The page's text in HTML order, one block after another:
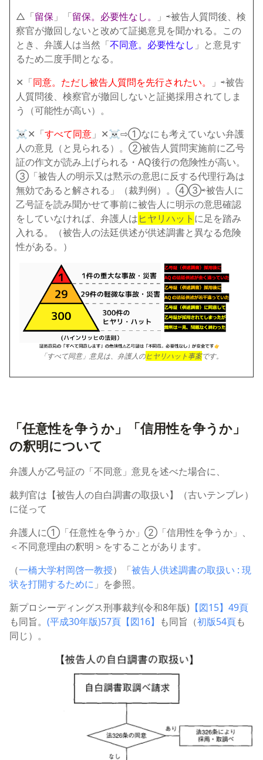
△「留保 」「留保。必要性なし。
」⇨被告人質問後、検
察官が撤回しないと改めて証拠意見を聞かれる。この
とき、弁護人は当然「不同意。必要性なし 」と意見す
るため二度手間となる。
✕「同意。ただし被告人質問を先行されたい。
」⇨被告
人質問後、検察官が撤回しないと証拠採用されてしま
う（可能性が高い）。
☠✕「すべて同意 」✕☠⇨①なにも考えていない弁護
人の意見（と見られる）。②被告人質問実施前に乙号
証の作文が読み上げられる・AQ後行の危険性が高い。
③「被告人の明示又は黙示の意思に反する代理行為は
無効であると解される」（裁判例）。④③⇨被告人に
乙号証を読み聞かせて事前に被告人に明示の意思確認
をしていなければ、弁護人はヒヤリハット に足を踏み
入れる。（被告人の法廷供述が供述調書と異なる危険
性がある。）
「すべて同意」意見は、弁護人のヒヤリハット事案です。
「任意性を争うか」「信用性を争うか」
の釈明について
弁護人が乙号証の「不同意」意見を述べた場合に、
裁判官は【被告人の自白調書の取扱い】（古いテンプレ）
に従って
弁護人に①「任意性を争うか」②「信用性を争うか」、
＜不同意理由の釈明＞をすることがあります。
（一橋大学村岡啓一教授）「被告人供述調書の取扱い : 現
状を打開するために 」を参照。
新プロシーディングス刑事裁判(令和8年版) 【図15】49頁
も同旨。 (平成30年版)57頁【図16】 も同旨（初版54頁も
同じ）。